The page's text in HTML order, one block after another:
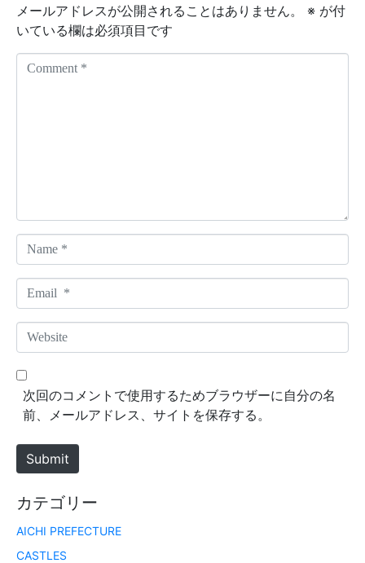
メールアドレスが公開されることはありません。 ※ が付
いている欄は必須項目です
a
m
*
m
a
*
W
e
b
e
次回のコメントで使用するためブラウザーに自分の名
前、メールアドレス、サイトを保存する。
Submit
カテゴリー
AICHI PREFECTURE
CASTLES